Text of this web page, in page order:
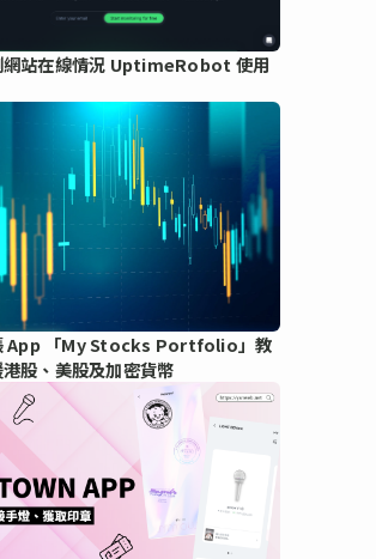
網站在線情況 UptimeRobot 使用
App 「My Stocks Portfolio」教
股、美股及加密貨幣